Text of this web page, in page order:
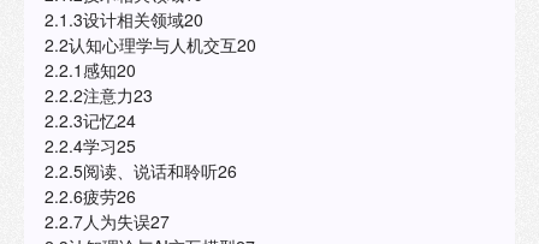
2.1.3设计相关领域20
2.2认知心理学与人机交互20
2.2.1感知20
2.2.2注意力23
2.2.3记忆24
2.2.4学习25
2.2.5阅读、说话和聆听26
2.2.6疲劳26
2.2.7人为失误27